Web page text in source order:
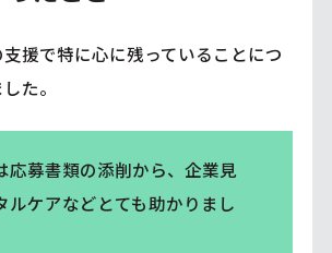
援で特に心に残っていることにつ
た。
応募書類の添削から、企業見
ルケアなどとても助かりまし